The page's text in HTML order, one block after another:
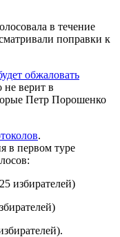
в течение
поправки к
обжаловать
верит в
Петр Порошенко
.
в первом туре
избирателей)